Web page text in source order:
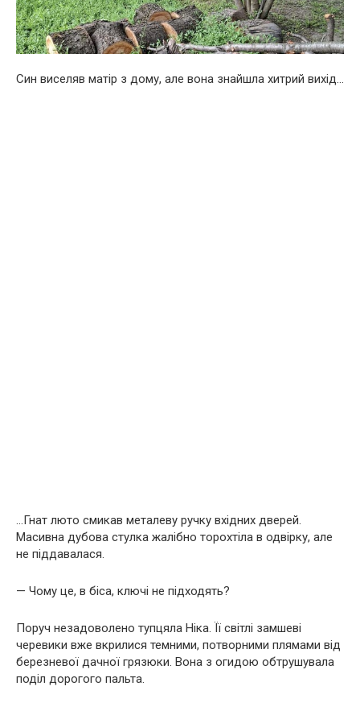
Син виселяв матір з дому, але вона знайшла хитрий вихід…
…Гнат люто смикав металеву ручку вхідних дверей.
Масивна дубова стулка жалібно торохтіла в одвірку, але
не піддавалася.
— Чому це, в біса, ключі не підходять?
Поруч незадоволено тупцяла Ніка. Її світлі замшеві
черевики вже вкрилися темними, потворними плямами від
березневої дачної грязюки. Вона з огидою обтрушувала
поділ дорогого пальта.